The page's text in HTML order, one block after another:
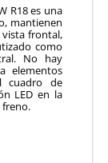
R18 es una
mantienen
frontal,
como
No hay
elementos
cuadro de
LED en la
freno.